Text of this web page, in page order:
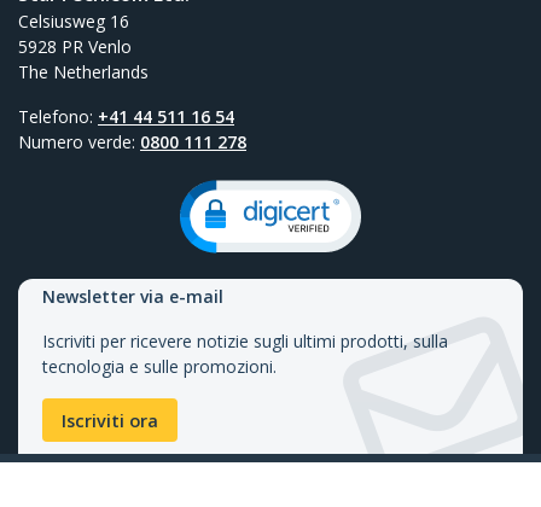
Celsiusweg 16
5928 PR Venlo
The Netherlands
Telefono: +41 44 511 16 54
Numero verde: 0800 111 278
Newsletter via e-mail
Iscriviti per ricevere notizie sugli ultimi prodotti, sulla
tecnologia e sulle promozioni.
Iscriviti ora